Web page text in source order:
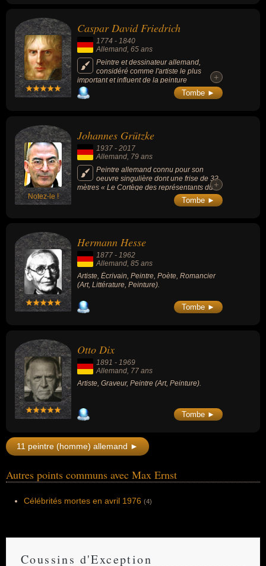
Caspar David Friedrich
1774 - 1840
Allemand, 65 ans
Peintre et dessinateur allemand,
considéré comme l'artiste le plus
important et influent de la peinture
romantique allemande du XIXe siècle. Il est
particulièrement connu pour ses tableaux «
+
Tombe ►
Notez-le !
Johannes Grützke
1937 - 2017
Allemand , 79 ans
Peintre allemand connu pour son
oeuvre singulière dont une frise de 32
mètres « Le Cortège des représentants du+
Tombe ►
Hermann Hesse
1877 - 1962
Allemand, 85 ans
Artiste, Écrivain, Peintre, Poète, Romancier
(Art, Littérature, Peinture).
Tombe ►
Otto Dix
1891 - 1969
Allemand , 77 ans
Artiste, Graveur, Peintre (Art, Peinture).
Tombe ►
11 peintre (homme) allemand ►
Autres points communs avec Max Ernst
Célébrités mortes en avril 1976 (4)
Coussins d'Exception